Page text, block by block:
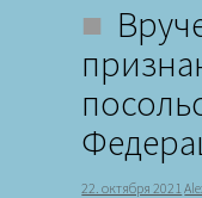
22. октября 2021